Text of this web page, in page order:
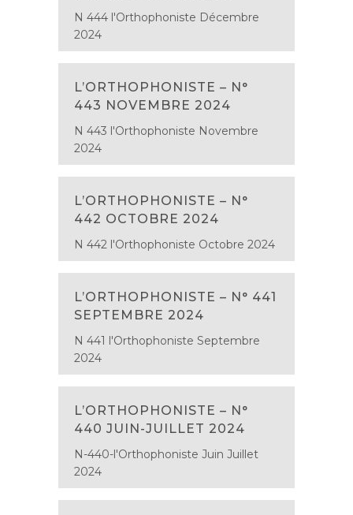
N 444 l'Orthophoniste Décembre
2024
L’ORTHOPHONISTE – N°
443 NOVEMBRE 2024
N 443 l'Orthophoniste Novembre
2024
L’ORTHOPHONISTE – N°
442 OCTOBRE 2024
N 442 l'Orthophoniste Octobre 2024
L’ORTHOPHONISTE – N° 441
SEPTEMBRE 2024
N 441 l'Orthophoniste Septembre
2024
L’ORTHOPHONISTE – N°
440 JUIN-JUILLET 2024
N-440-l'Orthophoniste Juin Juillet
2024